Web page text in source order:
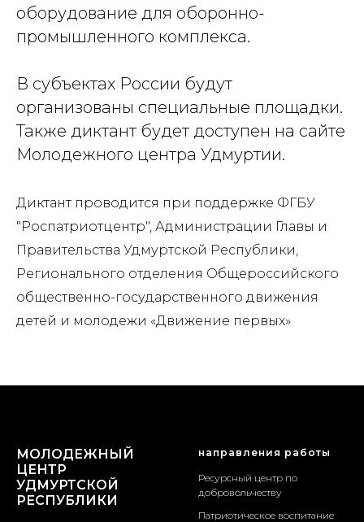
оборудование для оборонно-
промышленного комплекса.
В субъектах России будут
организованы специальные площадки.
Также диктант будет доступен на сайте
Молодежного центра Удмуртии.
Диктант проводится при поддержке ФГБУ
"Роспатриотцентр", Администрации Главы и
Правительства Удмуртской Республики,
Регионального отделения Общероссийского
общественно-государственного движения
детей и молодежи «Движение первых»
МОЛОДЕЖНЫЙ
ЦЕНТР
УДМУРТСКОЙ
РЕСПУБЛИКИ
направления работы
Ресурсный центр по
добровольчеству
Патриотическое воспитание